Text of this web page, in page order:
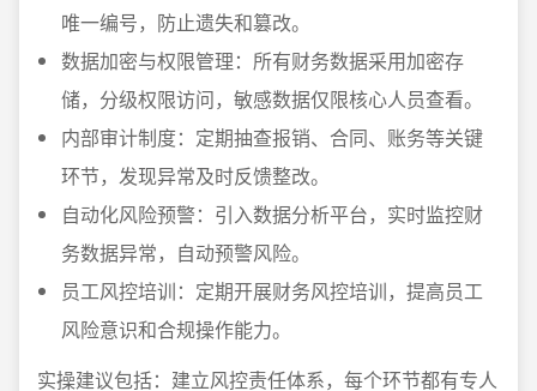
唯一编号，防止遗失和篡改。
数据加密与权限管理：所有财务数据采用加密存
储，分级权限访问，敏感数据仅限核心人员查看。
内部审计制度：定期抽查报销、合同、账务等关键
环节，发现异常及时反馈整改。
自动化风险预警：引入数据分析平台，实时监控财
务数据异常，自动预警风险。
员工风控培训：定期开展财务风控培训，提高员工
风险意识和合规操作能力。
实操建议包括：建立风控责任体系，每个环节都有专人